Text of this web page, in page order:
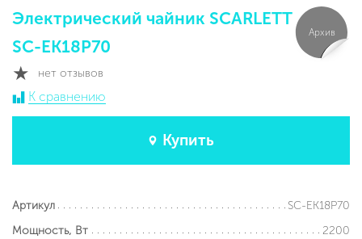
Электрический чайник SCARLETT
SC-EK18P70
нет отзывов
К сравнению
Купить
Архив
Артикул
SC-EK18P70
Мощность, Вт
2200